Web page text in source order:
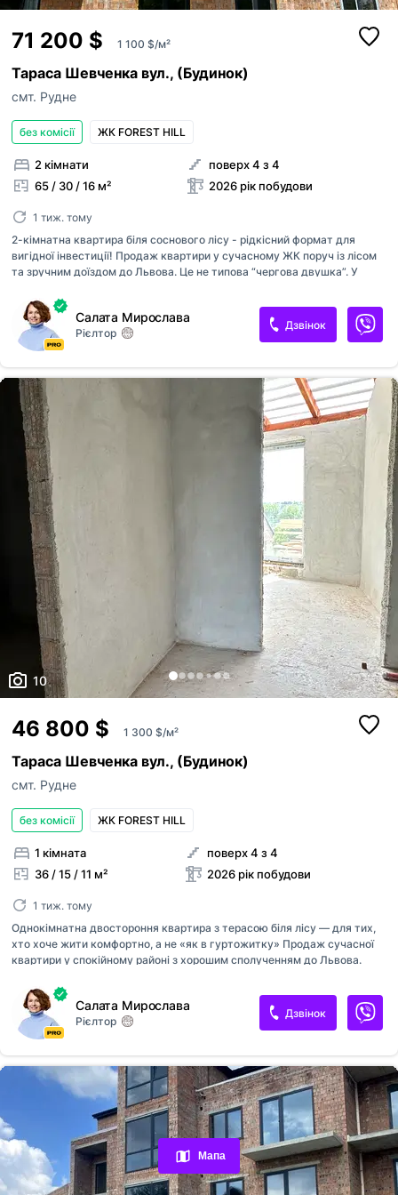
Контакти
Обрані оголошення
Переглянуті оголошення
71 200 $ 1 100 $/м²
Тараса Шевченка вул., (Будинок)
смт. Рудне
без комісії ЖК FOREST HILL
2 кімнати
65 / 30 / 16 м²
поверх 4 з 4
2026 рік побудови
1 тиж. тому
2-кімнатна квартира біля соснового лісу - рідкісний формат для
вигідної інвестиції! Продаж квартири у сучасному ЖК поруч із лісом
та зручним доїздом до Львова. Це не типова “чергова двушка”. У
балконом та гардеробною найбільший попит як на продаж, так і на
оренду. ▪️ 64.7 м² площі ▪️ гардеробна 7м² ▪️ 4 поверх ▪️ різностороння
планування ▪️ підземний паркінг ▪️ комори в ЖК Локація закриває
головні запити орендарів та покупців: ✔ поруч ліс та спокійний район
✔ магазини та супермаркети ✔ транспорт ✔ швидкий доїзд до
Львова Кварири з ганим краєвидом продаються швидше та дорожче,
ніж стандартні варіанти. Це формат, який завжди...
Салата Мирослава
Рієлтор
Дзвінок
10
46 800 $ 1 300 $/м²
Тараса Шевченка вул., (Будинок)
смт. Рудне
без комісії ЖК FOREST HILL
1 кімната
36 / 15 / 11 м²
поверх 4 з 4
2026 рік побудови
1 тиж. тому
Однокімнатна двостороння квартира з терасою біля лісу — для тих,
хто хоче жити комфортно, а не «як в гуртожитку» Продаж сучасної
квартири у спокійному районі з хорошим сполученням до Львова.
простір без тісноти та старих ремонтів. ▪️ 36м² площі ▪️ два балкони ▪️
двостороння ▪️ підземний паркінг ▪️ зручне планування Поруч магазини,
транспорт, супермаркети та все необхідне для щоденного життя. А
ліс біля будинку — окремий бонус після активного міста. Є
розтермінування без відсотків при першому внеску від 50%. Без
комісії для покупця! Телефонуйте — покажу квартиру, яка реально
відрізняється від типових варіантів на ринк...
Салата Мирослава
Рієлтор
Дзвінок
Мапа